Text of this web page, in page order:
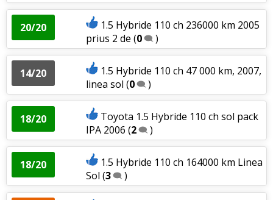
20/20
1.5 Hybride 110 ch 236000 km 2005
prius 2 de (0 )
14/20
1.5 Hybride 110 ch 47 000 km, 2007,
linea sol (0 )
18/20
Toyota 1.5 Hybride 110 ch sol pack
IPA 2006 (2 )
18/20
1.5 Hybride 110 ch 164000 km Linea
Sol (3 )